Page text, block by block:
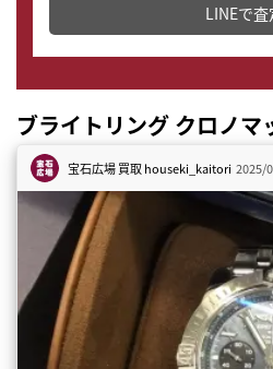
LINEで査
ブライトリング クロノマ
宝石広場 買取houseki_kaitori 2025/